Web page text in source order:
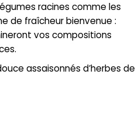
racines comme les
de fraîcheur bienvenue :
vos compositions
assaisonnés d’herbes de